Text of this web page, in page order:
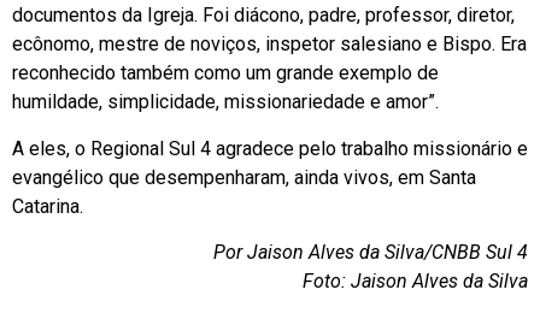
documentos da Igreja. Foi diácono, padre, professor, diretor,
ecônomo, mestre de noviços, inspetor salesiano e Bispo. Era
reconhecido também como um grande exemplo de
humildade, simplicidade, missionariedade e amor”.
A eles, o Regional Sul 4 agradece pelo trabalho missionário e
evangélico que desempenharam, ainda vivos, em Santa
Catarina.
Por Jaison Alves da Silva/CNBB Sul 4
Foto: Jaison Alves da Silva